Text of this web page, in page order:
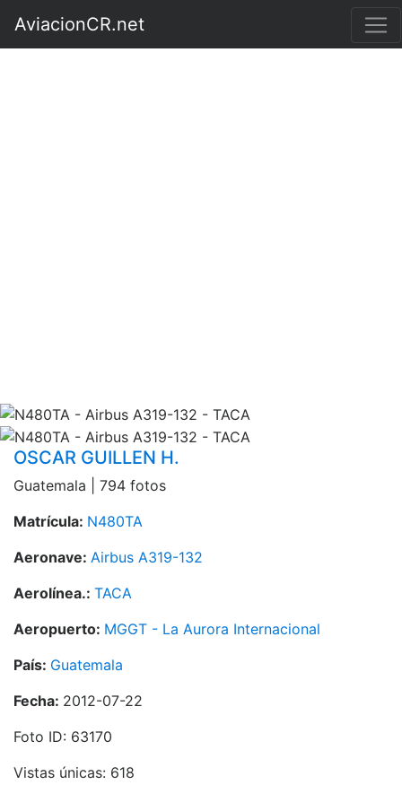
AviacionCR.net
OSCAR GUILLEN H.
Guatemala | 794 fotos
Matrícula: N480TA
Aeronave: Airbus A319-132
Aerolínea.: TACA
Aeropuerto: MGGT - La Aurora Internacional
País: Guatemala
Fecha: 2012-07-22
Foto ID: 63170
Vistas únicas: 618